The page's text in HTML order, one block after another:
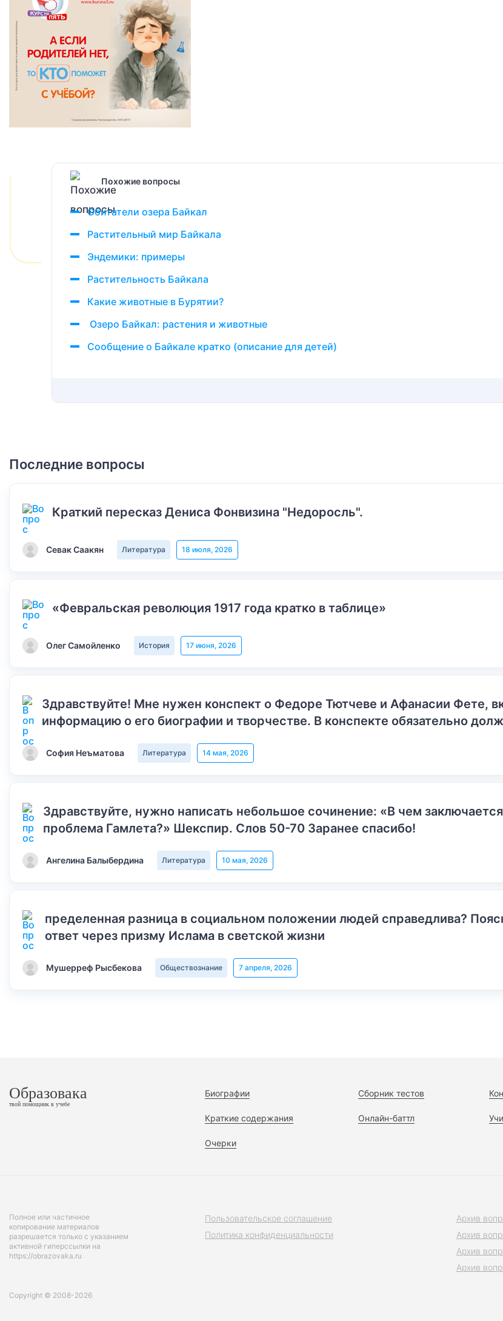
Похожие вопросы
Обитатели озера Байкал
Растительный мир Байкала
Эндемики: примеры
Растительность Байкала
Какие животные в Бурятии?
Озеро Байкал: растения и животные
Сообщение о Байкале кратко (описание для детей)
Последние вопросы
Краткий пересказ Дениса Фонвизина "Недоросль".
Севак Саакян Литература 18 июля, 2026
«Февральская революция 1917 года кратко в таблице»
Олег Самойленко История 17 июня, 2026
Здравствуйте! Мне нужен конспект о Федоре Тютчеве и Афанасии Фете,
информацию о его биографии и творчестве. В конспекте обязательно
София Неъматова Литература 14 мая, 2026
Здравствуйте, нужно написать небольшое сочинение: «В чем заключается
проблема Гамлета?» Шекспир. Слов 50-70 Заранее спасибо!
Ангелина Балыбердина Литература 10 мая, 2026
пределенная разница в социальном положении людей справедлива?
ответ через призму Ислама в светской жизни
Мушерреф Рысбекова Обществознание 7 апреля, 2026
Образовака
твой помощник в учебе
Биографии
Краткие содержания
Очерки
Сборник тестов
Онлайн-баттл
Полное или частичное
копирование материалов
разрешается только с указанием
активной гиперссылки на
https://obrazovaka.ru
Пользовательское соглашение
Политика конфиденциальности
Архив
Архив
Архив
Архив
Copyright © 2008-2026